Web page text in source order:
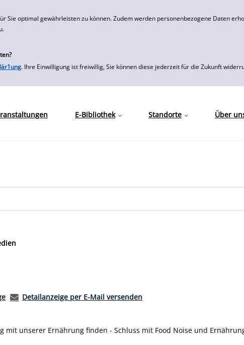
Sie optimal gewährleisten zu können. Zudem werden personenbezogene Daten
. Ihre Einwilligung ist freiwillig, Sie können diese jederzeit für die Zukunft
E-Bibliothek Standorte Über
der Sie suchen wollen.
Detailanzeige per E-Mail versenden
mit unserer Ernährung finden - Schluss mit Food Noise und